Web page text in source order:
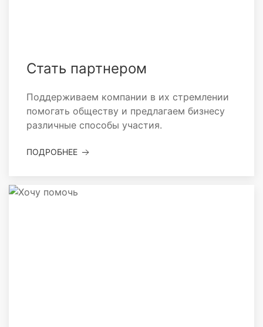
Стать партнером
Поддерживаем компании в их стремлении
помогать обществу и предлагаем бизнесу
различные способы участия.
ПОДРОБНЕЕ